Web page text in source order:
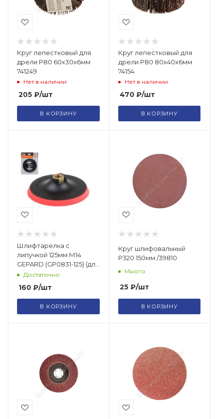
Круг лепестковый для
дрели Р80 60х30х6мм
741249
Нет в наличии
205 ₽/шт
В КОРЗИНУ
Круг лепестковый для
дрели Р80 80х40х6мм
74154
Нет в наличии
470₽/шт
В КОРЗИНУ
Шлифтарелка с
липучкой 125мм М14
GEPARD (GP0831-125) (для
УШМ)
Достаточно
160 ₽/шт
В КОРЗИНУ
Круг шлифовальный
Р320 150мм /39810
Много
25₽/шт
В КОРЗИНУ